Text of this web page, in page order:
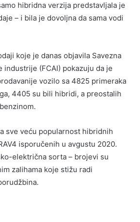
hibridna verzija predstavljala je
– i bila je dovoljna da sama vodi
koje je danas objavila Savezna
industrije (FCAI) pokazuju da je
vozilo sa 4825 primeraka
4405 su bili hibridi, a preostalih
sve veću popularnost hibridnih
isporučenih u avgustu 2020.
električna sorta – brojevi su
zalihama koje stižu radi